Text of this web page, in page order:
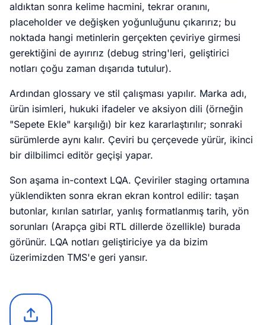
aldıktan sonra kelime hacmini, tekrar oranını,
placeholder ve değişken yoğunluğunu çıkarırız; bu
noktada hangi metinlerin gerçekten çeviriye girmesi
gerektiğini de ayırırız (debug string'leri, geliştirici
notları çoğu zaman dışarıda tutulur).
Ardından glossary ve stil çalışması yapılır. Marka adı,
ürün isimleri, hukuki ifadeler ve aksiyon dili (örneğin
"Sepete Ekle" karşılığı) bir kez kararlaştırılır; sonraki
sürümlerde aynı kalır. Çeviri bu çerçevede yürür, ikinci
bir dilbilimci editör geçişi yapar.
Son aşama in-context LQA. Çeviriler staging ortamına
yüklendikten sonra ekran ekran kontrol edilir: taşan
butonlar, kırılan satırlar, yanlış formatlanmış tarih, yön
sorunları (Arapça gibi RTL dillerde özellikle) burada
görünür. LQA notları geliştiriciye ya da bizim
üzerimizden TMS'e geri yansır.